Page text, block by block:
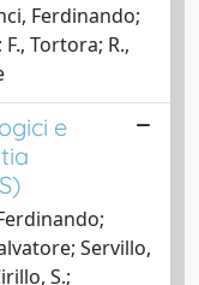
Ferdinando;
Tortora; R.,
e
Servillo,
S.;